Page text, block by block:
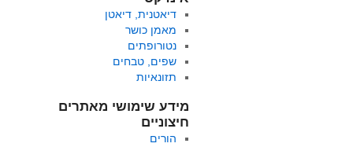
דיאטנית, דיאטן
מאמן כושר
נטורופתים
שפים, טבחים
תזונאיות
מידע שימושי מאתרים
חיצוניים
הורים